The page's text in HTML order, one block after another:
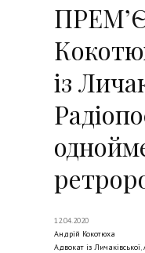
із
12.04.2020
Андрій Кокотюха
Адвокат із Личаківської,